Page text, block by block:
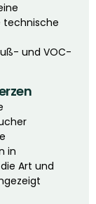
technische
und VOC-
in
Art und